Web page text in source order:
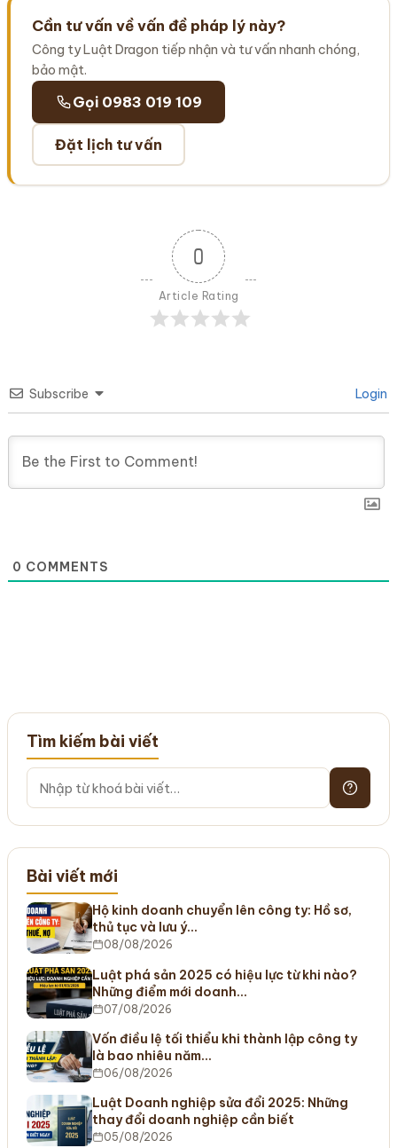
Cần tư vấn về vấn đề pháp lý này?
Công ty Luật Dragon tiếp nhận và tư vấn nhanh chóng,
bảo mật.
Gọi 0983 019 109
Đặt lịch tư vấn
0
Article Rating
Subscribe Login
0 COMMENTS
Tìm kiếm bài viết
Bài viết mới
Hộ kinh doanh chuyển lên công ty: Hồ sơ,
thủ tục và lưu ý…
08/08/2026
Luật phá sản 2025 có hiệu lực từ khi nào?
Những điểm mới doanh…
07/08/2026
Vốn điều lệ tối thiểu khi thành lập công ty
là bao nhiêu năm…
06/08/2026
Luật Doanh nghiệp sửa đổi 2025: Những
thay đổi doanh nghiệp cần biết
05/08/2026